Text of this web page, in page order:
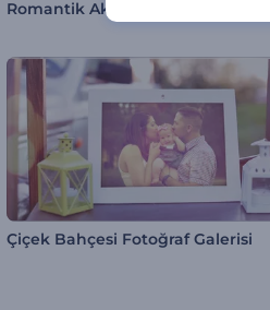
Çiçek Bahçesi Fotoğraf Galerisi